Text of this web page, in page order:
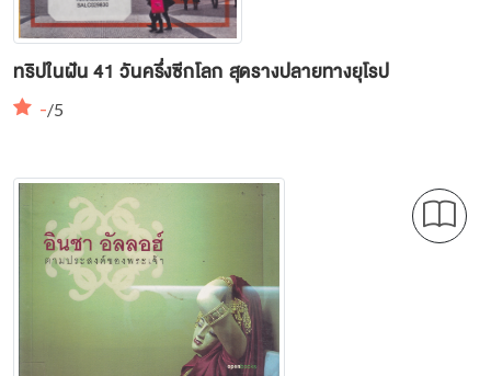
ทริปในฝัน 41 วันครึ่งซีกโลก สุดรางปลายทางยุโรป
-/5